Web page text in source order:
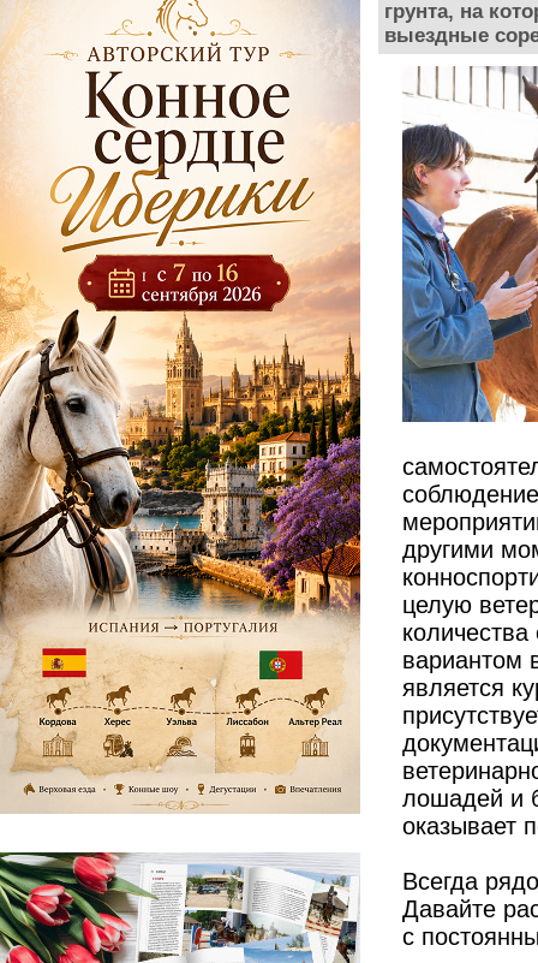
грунта, на
выездные
другими
целую
вариантом
является
лошадей и
оказывает
Всегда
Давайте
с